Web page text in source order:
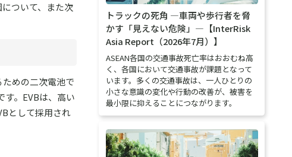
ついて、また次
めの二次電池で
。EVBは、高い
として採用され
トラックの死角 ―車両や歩行者を脅
かす「見えない危険」―【InterRisk
Asia Report（2026年7月）】
ASEAN各国の交通事故死亡率はおおむね高
く、各国において交通事故が課題となって
います。多くの交通事故は、一人ひとりの
小さな意識の変化や行動の改善が、被害を
最小限に抑えることにつながります。